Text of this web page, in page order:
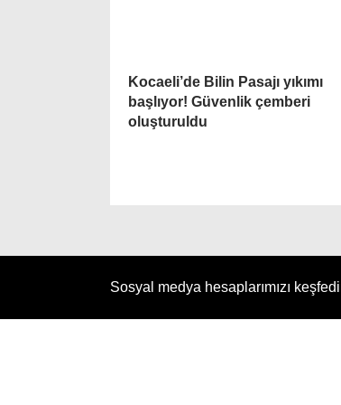
Kocaeli’de Bilin Pasajı yıkımı
başlıyor! Güvenlik çemberi
oluşturuldu
Sosyal medya hesaplarımızı